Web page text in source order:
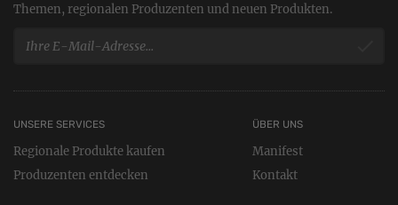
Themen, regionalen Produzenten und neuen Produkten.
UNSERE SERVICES
Regionale Produkte kaufen
Produzenten entdecken
ÜBER UNS
Manifest
Kontakt